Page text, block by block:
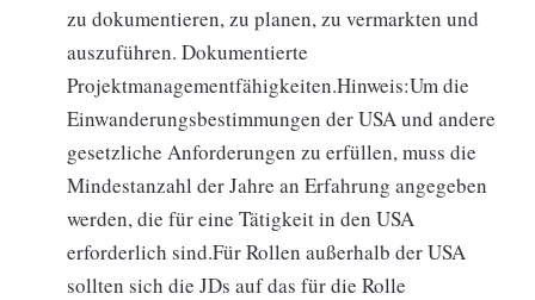
zu dokumentieren, zu planen, zu vermarkten und
auszuführen. Dokumentierte
Projektmanagementfähigkeiten.Hinweis:Um die
Einwanderungsbestimmungen der USA und andere
gesetzliche Anforderungen zu erfüllen, muss die
Mindestanzahl der Jahre an Erfahrung angegeben
werden, die für eine Tätigkeit in den USA
erforderlich sind.Für Rollen außerhalb der USA
sollten sich die JDs auf das für die Rolle